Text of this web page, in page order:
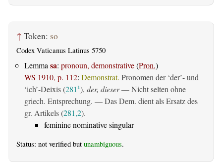
↑ Token: so
Codex Vaticanus Latinus 5750
Lemmasa: pronoun, demonstrative(Pron.)
WS 1910, p. 112: Demonstrat. Pronomen der ‘der’- und
‘ich’-Deixis (281 1), der, dieser— Nicht selten ohne
griech. Entsprechung. — Das Dem. dient als Ersatz des
gr. Artikels (281,2).
feminine nominative singular
Status: not verified but unambiguous.